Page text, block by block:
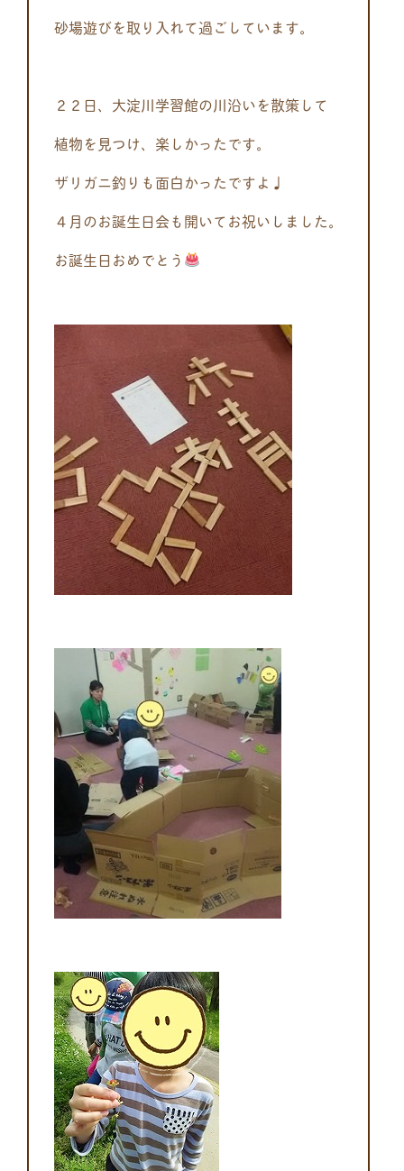
砂場遊びを取り入れて過ごしています。
２２日、大淀川学習館の川沿いを散策して
植物を見つけ、楽しかったです。
ザリガニ釣りも面白かったですよ♩
４月のお誕生日会も開いてお祝いしました。
お誕生日おめでとう